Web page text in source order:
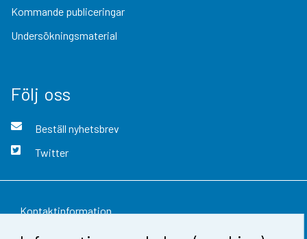
Kommande publiceringar
Undersökningsmaterial
Följ oss
Beställ nyhetsbrev
Twitter
Kontaktinformation